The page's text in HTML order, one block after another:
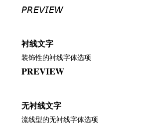
𝘗𝘙𝘌𝘝𝘐𝘌𝘞
衬线文字
装饰性的衬线字体选项
𝐏𝐑𝐄𝐕𝐈𝐄𝐖
无衬线文字
流线型的无衬线字体选项